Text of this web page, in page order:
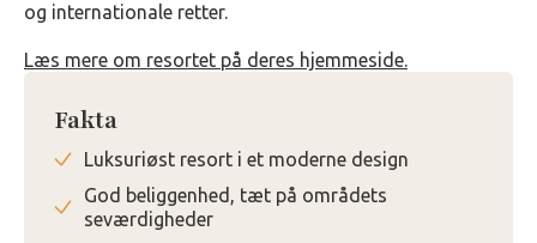
og internationale retter.
Læs mere om resortet på deres hjemmeside.
Fakta
Luksuriøst resort i et moderne design
God beliggenhed, tæt på områdets
seværdigheder